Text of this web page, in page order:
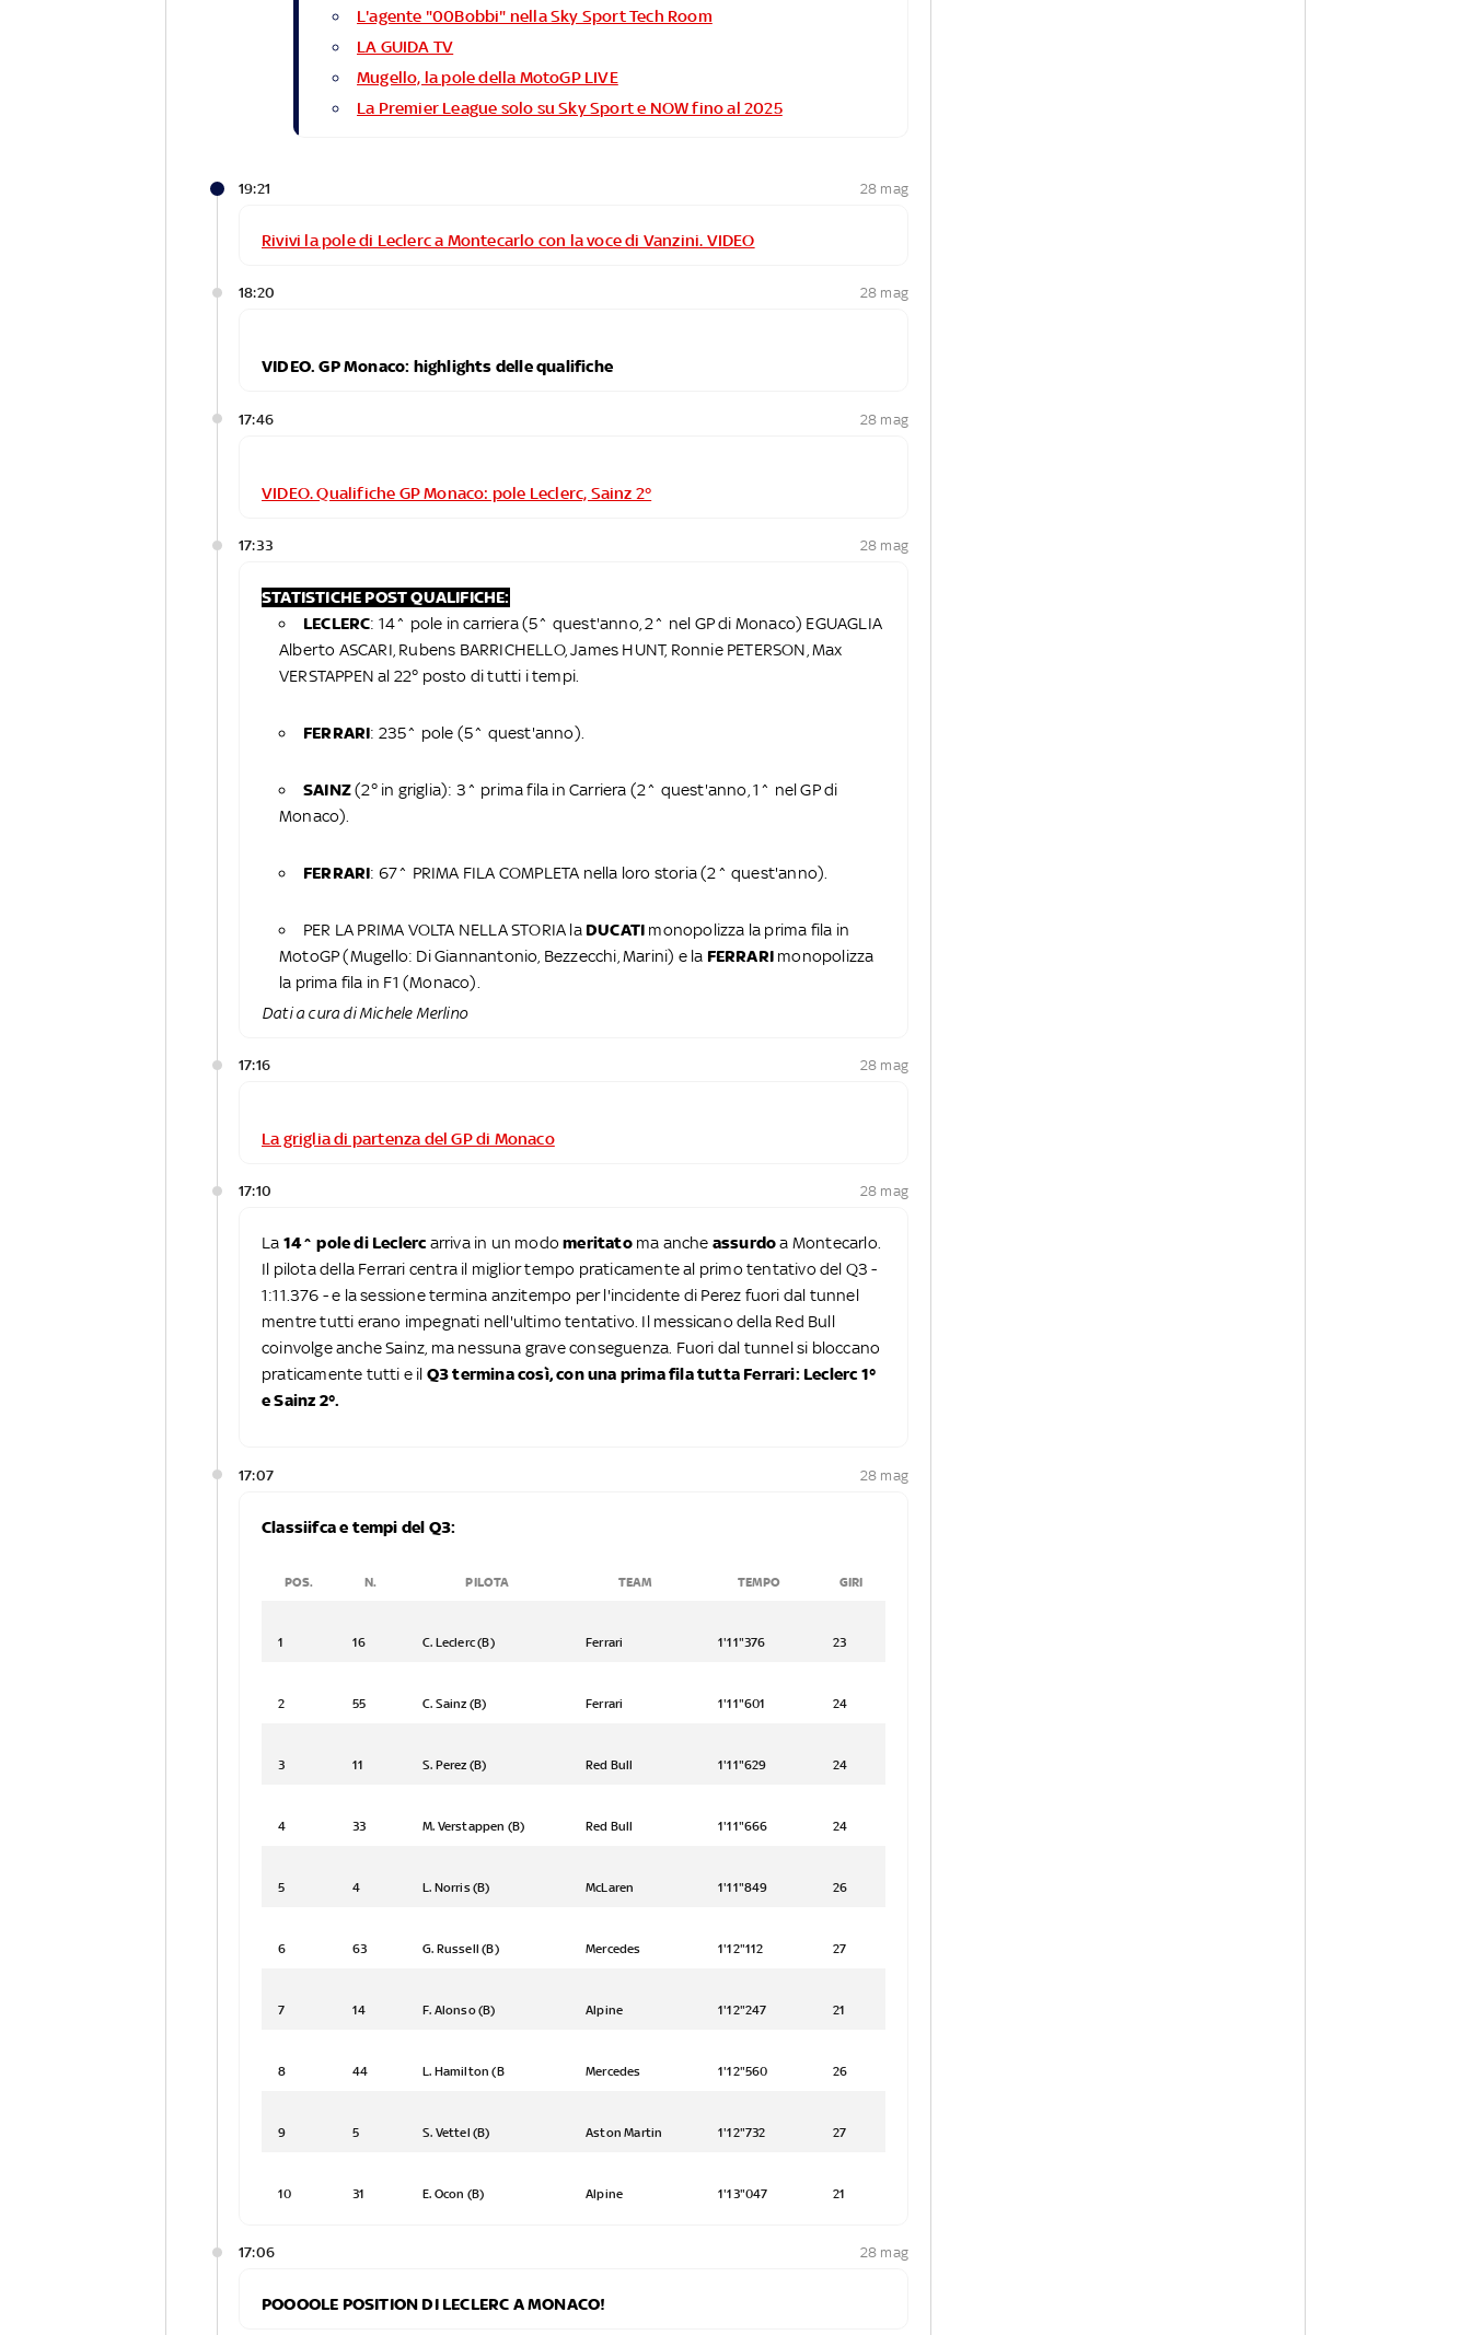
L'agente "00Bobbi" nella Sky Sport Tech Room
LA GUIDA TV
Mugello, la pole della MotoGP LIVE
La Premier League solo su Sky Sport e NOW fino al 2025
19:21 28 mag
Rivivi la pole di Leclerc a Montecarlo con la voce di Vanzini. VIDEO
18:20 28 mag
VIDEO. GP Monaco: highlights delle qualifiche
17:46 28 mag
VIDEO. Qualifiche GP Monaco: pole Leclerc, Sainz 2°
17:33 28 mag
STATISTICHE POST QUALIFICHE:
LECLERC: 14^ pole in carriera (5^ quest'anno, 2^ nel GP di Monaco) EGUAGLIA
Alberto ASCARI, Rubens BARRICHELLO, James HUNT, Ronnie PETERSON, Max
VERSTAPPEN al 22° posto di tutti i tempi.
FERRARI: 235^ pole (5^ quest'anno).
SAINZ(2° in griglia): 3^ prima fila in Carriera (2^ quest'anno, 1^ nel GP di
Monaco).
FERRARI: 67^ PRIMA FILA COMPLETA nella loro storia (2^ quest'anno).
PER LA PRIMA VOLTA NELLA STORIA la DUCATI monopolizza la prima fila in
MotoGP (Mugello: Di Giannantonio, Bezzecchi, Marini) e la FERRARI monopolizza
la prima fila in F1 (Monaco).
Dati a cura di Michele Merlino
17:16 28 mag
La griglia di partenza del GP di Monaco
17:10 28 mag
La 14^ pole di Leclerc arriva in un modomeritato ma anche assurdoa Montecarlo.
Il pilota della Ferrari centra il miglior tempo praticamente al primo tentativo del Q3 -
1:11.376 - e la sessione termina anzitempo per l'incidente di Perez fuori dal tunnel
mentre tutti erano impegnati nell'ultimo tentativo. Il messicano della Red Bull
coinvolge anche Sainz, ma nessuna grave conseguenza. Fuori dal tunnel si bloccano
praticamente tutti e il Q3 termina così, con una prima fila tutta Ferrari: Leclerc 1°
e Sainz 2°.
17:07 28 mag
Classiifca e tempi del Q3:
POS. N. PILOTA TEAM TEMPO GIRI
1 16 C. Leclerc (B) Ferrari 1'11"376 23
2 55 C. Sainz (B) Ferrari 1'11"601 24
3 11 S. Perez (B) Red Bull 1'11"629 24
4 33 M. Verstappen (B) Red Bull 1'11"666 24
5 4 L. Norris (B) McLaren 1'11"849 26
6 63 G. Russell (B) Mercedes 1'12"112 27
7 14 F. Alonso (B) Alpine 1'12"247 21
8 44 L. Hamilton (B Mercedes 1'12"560 26
9 5 S. Vettel (B) Aston Martin 1'12"732 27
10 31 E. Ocon (B) Alpine 1'13"047 21
17:06 28 mag
POOOOLE POSITION DI LECLERC A MONACO!